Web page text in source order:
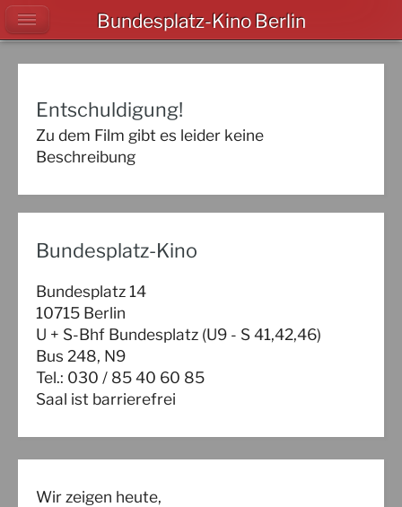
Bundesplatz-Kino
Bundesplatz 14
10715 Berlin
U + S-Bhf Bundesplatz (U9 - S 41,42,46)
Bus 248, N9
Tel.: 030 / 85 40 60 85
Saal ist barrierefrei
Wir zeigen heute,
Entschuldigung!
Zu dem Film gibt es leider keine
Beschreibung
Bundesplatz-Kino Berlin